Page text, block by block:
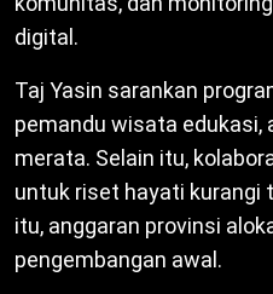
digital.
Taj Yasin sarankan
pemandu wisata edukasi,
merata. Selain itu,
untuk riset hayati kurangi
itu, anggaran provinsi
pengembangan awal.